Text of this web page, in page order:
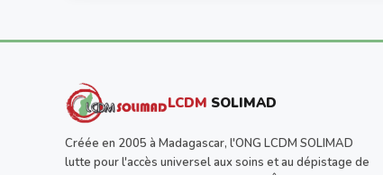
LCDM SOLIMAD
Créée en 2005 à Madagascar, l'ONG LCDM SOLIMAD
lutte pour l'accès universel aux soins et au dépistage de